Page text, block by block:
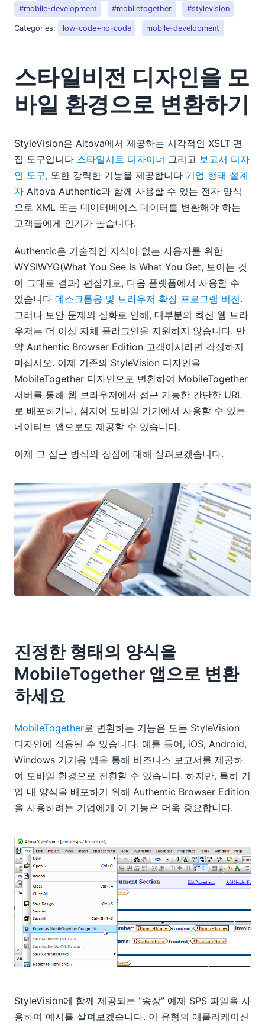
#mobile-development #mobiletogether #stylevision
Categories: low-code+no-code mobile-development
스타일비전 디자인을 모
바일 환경으로 변환하기
StyleVision은 Altova에서 제공하는 시각적인 XSLT 편
집 도구입니다 스타일시트 디자이너 그리고 보고서 디자
인 도구, 또한 강력한 기능을 제공합니다 기업 형태 설계
자 Altova Authentic과 함께 사용할 수 있는 전자 양식
으로 XML 또는 데이터베이스 데이터를 변환해야 하는
고객들에게 인기가 높습니다.
Authentic은 기술적인 지식이 없는 사용자를 위한
WYSIWYG(What You See Is What You Get, 보이는 것
이 그대로 결과) 편집기로, 다음 플랫폼에서 사용할 수
있습니다 데스크톱용 및 브라우저 확장 프로그램 버전.
그러나 보안 문제의 심화로 인해, 대부분의 최신 웹 브라
우저는 더 이상 자체 플러그인을 지원하지 않습니다. 만
약 Authentic Browser Edition 고객이시라면 걱정하지
마십시오. 이제 기존의 StyleVision 디자인을
MobileTogether 디자인으로 변환하여 MobileTogether
서버를 통해 웹 브라우저에서 접근 가능한 간단한 URL
로 배포하거나, 심지어 모바일 기기에서 사용할 수 있는
네이티브 앱으로도 제공할 수 있습니다.
이제 그 접근 방식의 장점에 대해 살펴보겠습니다.
진정한 형태의 양식을
MobileTogether 앱으로 변환
하세요
MobileTogether로 변환하는 기능은 모든 StyleVision
디자인에 적용될 수 있습니다. 예를 들어, iOS, Android,
Windows 기기용 앱을 통해 비즈니스 보고서를 제공하
여 모바일 환경으로 전환할 수 있습니다. 하지만, 특히 기
업 내 양식을 배포하기 위해 Authentic Browser Edition
을 사용하려는 기업에게 이 기능은 더욱 중요합니다.
StyleVision에 함께 제공되는 "송장" 예제 SPS 파일을 사
용하여 예시를 살펴보겠습니다. 이 유형의 애플리케이션